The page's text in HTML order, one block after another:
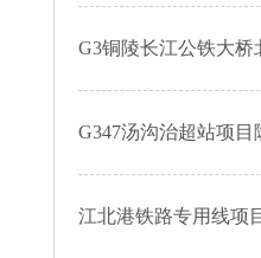
G3铜陵长江公铁大
G347汤沟治超站项
江北港铁路专用线项